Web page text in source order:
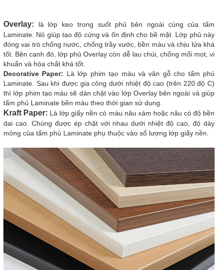
Overlay: là lớp keo trong suốt phủ bên ngoài cùng của tấm
Laminate. Nó giúp tạo độ cứng và ổn định cho bề mặt. Lớp phủ này
đóng vai trò chống nước, chống trầy xước, bền màu và chịu lửa khá
tốt. Bên cạnh đó, lớp phủ Overlay còn dễ lau chùi, chống mối mọt, vi
khuẩn và hóa chất khá tốt.
Decorative Paper: Là lớp phim tạo màu và vân gỗ cho tấm phủ
Laminate. Sau khi được gia công dưới nhiệt độ cao (trên 220 độ C)
thì lớp phim tạo màu sẽ dán chặt vào lớp Overlay bên ngoài và giúp
tấm phủ Laminate bền màu theo thời gian sử dụng.
Kraft Paper: Là lớp giấy nền có màu nâu xám hoặc nâu có độ bền
dai cao. Chúng được ép chặt với nhau dưới nhiệt độ cao, độ dày
mỏng của tấm phủ Laminate phụ thuộc vào số lượng lớp giấy nền.